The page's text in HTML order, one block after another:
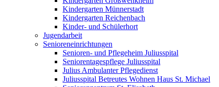
Kindergarten Münnerstadt
Kindergarten Reichenbach
Kinder- und Schülerhort
Jugendarbeit
Senioreneinrichtungen
Senioren- und Pflegeheim Juliusspital
Seniorentagespflege Juliusspital
Julius Ambulanter Pflegedienst
Juliusspital Betreutes Wohnen Haus St. Michael